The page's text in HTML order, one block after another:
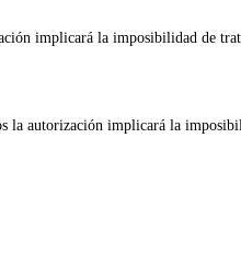
implicará la imposibilidad de
la autorización implicará la